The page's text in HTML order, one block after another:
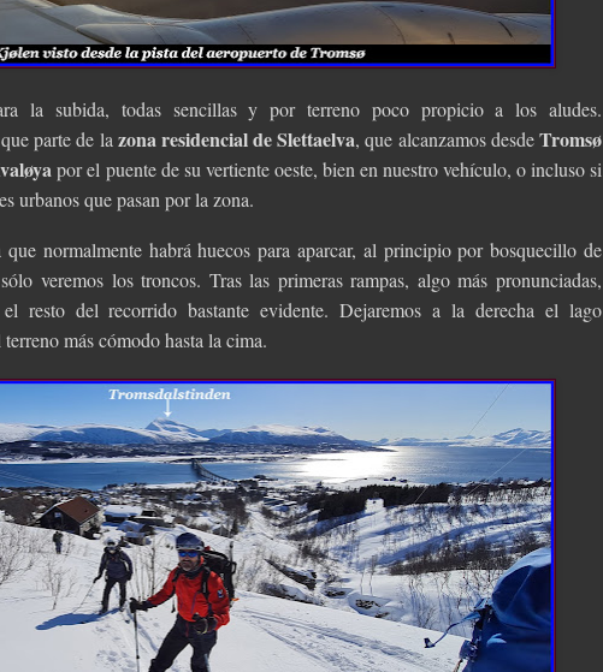
la subida, todas sencillas y por terreno poco propicio a los aludes.
parte de la zona residencial de Slettaelva, que alcanzamos desdeTromsø
por el puente de su vertiente oeste, bien en nuestro vehículo, o incluso si
urbanos que pasan por la zona.
normalmente habrá huecos para aparcar, al principio por bosquecillo de
veremos los troncos. Tras las primeras rampas, algo más pronunciadas,
resto del recorrido bastante evidente. Dejaremos a la derecha el lago
más cómodo hasta la cima.